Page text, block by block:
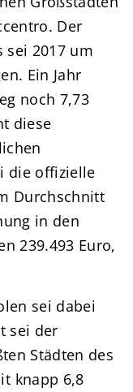
Der
sei 2017 um
Ein Jahr
noch 7,73
diese
die offizielle
Durchschnitt
in den
239.493 Euro,
sei dabei
sei der
Städten des
knapp 6,8